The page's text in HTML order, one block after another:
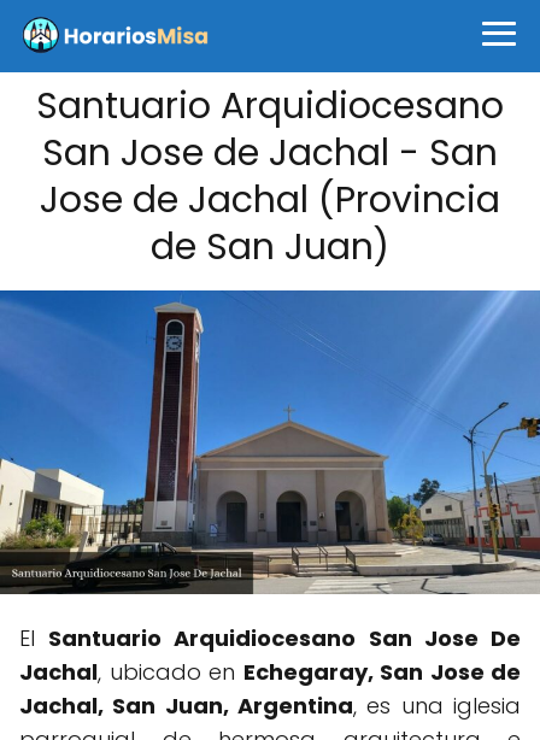
Santuario Arquidiocesano
San Jose de Jachal - San
Jose de Jachal (Provincia
de San Juan)
El Santuario Arquidiocesano San Jose De
Jachal, ubicado en Echegaray, San Jose de
Jachal, San Juan, Argentina, es una iglesia